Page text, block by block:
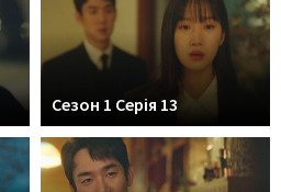
Сезон 1 Серія 13